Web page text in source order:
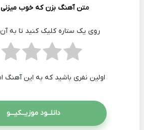
متن آهنگ بزن که خوب
روی یک ستاره کلیک کنید تا به آن
اولین نفری باشید که به این آهنگ
دانلــود موزیــکیـــو